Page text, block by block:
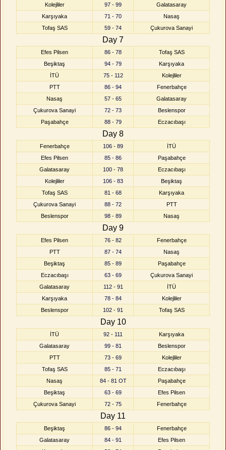
Kolejliler
97 - 99
Galatasaray
Karşıyaka
71 - 70
Nasaş
Tofaş SAS
59 - 74 Çukurova Sanayi
Day 7
Efes Pilsen 86 - 78
Tofaş SAS
Beşiktaş
94 - 79
Karşıyaka
İTÜ
75 - 112
Kolejliler
PTT
86 - 94
Fenerbahçe
Nasaş
57 - 65
Galatasaray
Çukurova Sanayi
72 - 73
Beslenspor
Paşabahçe
88 - 79 Eczacıbaşı
Day 8
Fenerbahçe 106 - 89
İTÜ
Efes Pilsen
85 - 86
Paşabahçe
Galatasaray
100 - 78
Eczacıbaşı
Kolejliler
106 - 83
Beşiktaş
Tofaş SAS
81 - 68
Karşıyaka
Çukurova Sanayi
88 - 72
PTT
Beslenspor
98 - 89 Nasaş
Day 9
Efes Pilsen 76 - 82
Fenerbahçe
PTT
87 - 74
Nasaş
Beşiktaş
85 - 89
Paşabahçe
Eczacıbaşı
63 - 69
Çukurova Sanayi
Galatasaray
112 - 91
İTÜ
Karşıyaka
78 - 84
Kolejliler
Beslenspor
102 - 91 Tofaş SAS
Day 10
İTÜ 92 - 111
Karşıyaka
Galatasaray
99 - 81
Beslenspor
PTT
73 - 69
Kolejliler
Tofaş SAS
85 - 71
Eczacıbaşı
Nasaş
84 - 81 OT
Paşabahçe
Beşiktaş
63 - 69
Efes Pilsen
Çukurova Sanayi
72 - 75 Fenerbahçe
Day 11
Beşiktaş 86 - 94
Fenerbahçe
Galatasaray
84 - 91
Efes Pilsen